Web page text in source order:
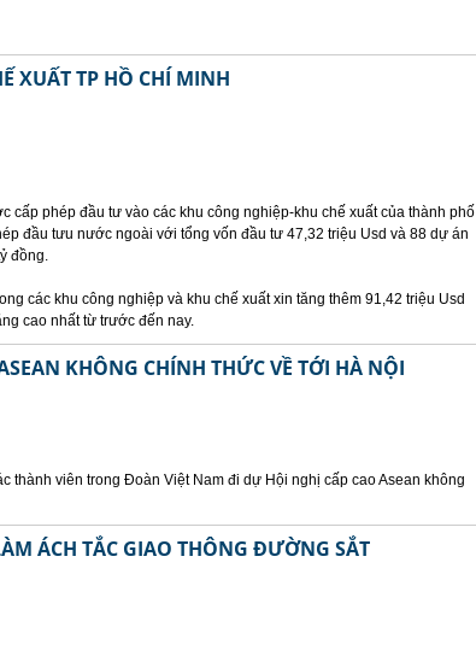
XUẤT TP HỒ CHÍ MINH
cấp phép đầu tư vào các khu công nghiệp-khu chế xuất của thành phố
đầu tưu nước ngoài với tổng vốn đầu tư 47,32 triệu Usd và 88 dự án
đồng.
các khu công nghiệp và khu chế xuất xin tăng thêm 91,42 triệu Usd
cao nhất từ trước đến nay.
KHÔNG CHÍNH THỨC VỀ TỚI HÀ NỘI
thành viên trong Đoàn Việt Nam đi dự Hội nghị cấp cao Asean không
ÁCH TẮC GIAO THÔNG ĐƯỜNG SẮT